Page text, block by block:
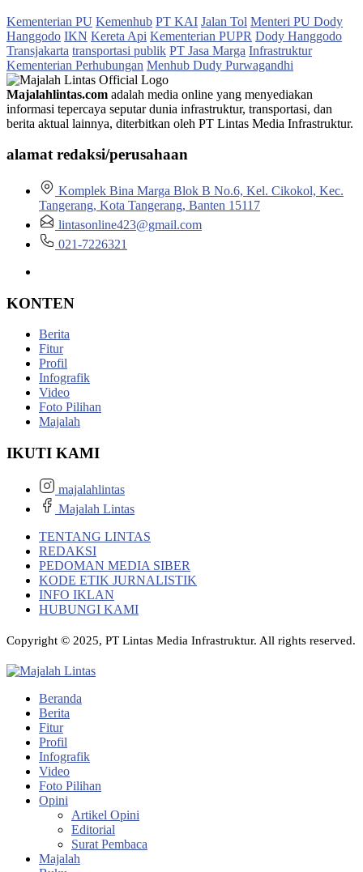
Kementerian PU Kemenhub PT KAI Jalan Tol Menteri PU Dody
Hanggodo IKN Kereta Api Kementerian PUPR Dody Hanggodo
Transjakarta transportasi publik PT Jasa Marga Infrastruktur
Kementerian Perhubungan Menhub Dudy Purwagandhi
Majalahlintas.com adalah media online yang menyediakan
informasi tepercaya seputar dunia infrastruktur, transportasi, dan
berita aktual lainnya, diterbitkan oleh PT Lintas Media Infrastruktur.
alamat redaksi/perusahaan
Komplek Bina Marga Blok B No.6, Kel. Cikokol, Kec.
Tangerang, Kota Tangerang, Banten 15117
lintasonline423@gmail.com
021-7226321
KONTEN
Berita
Fitur
Profil
Infografik
Video
Foto Pilihan
Majalah
IKUTI KAMI
majalahlintas
Majalah Lintas
TENTANG LINTAS
REDAKSI
PEDOMAN MEDIA SIBER
KODE ETIK JURNALISTIK
INFO IKLAN
HUBUNGI KAMI
Copyright © 2025, PT Lintas Media Infrastruktur. All rights reserved.
Beranda
Berita
Fitur
Profil
Infografik
Video
Foto Pilihan
Opini
Artikel Opini
Editorial
Surat Pembaca
Majalah